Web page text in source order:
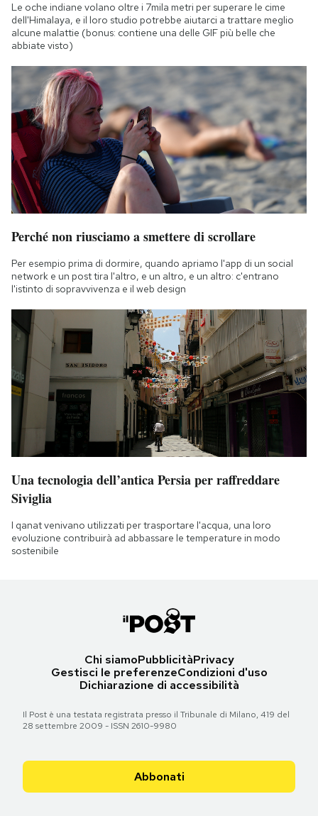
Le oche indiane volano oltre i 7mila metri per superare le cime
dell'Himalaya, e il loro studio potrebbe aiutarci a trattare meglio
alcune malattie (bonus: contiene una delle GIF più belle che
abbiate visto)
Perché non riusciamo a smettere di scrollare
Per esempio prima di dormire, quando apriamo l'app di un social
network e un post tira l'altro, e un altro, e un altro: c'entrano
l'istinto di sopravvivenza e il web design
Una tecnologia dell’antica Persia per raffreddare
Siviglia
I qanat venivano utilizzati per trasportare l'acqua, una loro
evoluzione contribuirà ad abbassare le temperature in modo
sostenibile
Chi siamoPubblicitàPrivacy
Gestisci le preferenzeCondizioni d'uso
Dichiarazione di accessibilità
Il Post è una testata registrata presso il Tribunale di Milano, 419 del
28 settembre 2009 - ISSN 2610-9980
Abbonati